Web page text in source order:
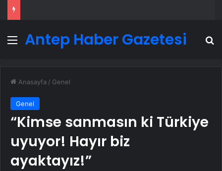
Menü
Antep Haber Gazetesi
Anasayfa / Genel
Genel
“Kimse sanmasın ki Türkiye
uyuyor! Hayır biz
ayaktayız!”